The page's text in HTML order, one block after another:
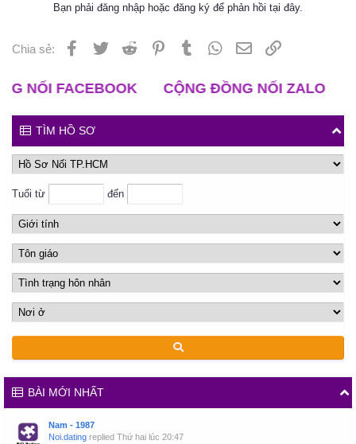
Bạn phải đăng nhập hoặc đăng ký để phản hồi tại đây.
Chia sẻ: Facebook
Twitter Reddit PinterestTumblr WhatsApp
Email
CỘNG ĐỒNG NỐI ZALO CLB ĐỘC THÂN
TÌM HỒ SƠ
Tuổi từ đến
BÀI MỚI NHẤT
Nam - 1987
Noi.dating replied Thứ hai lúc 20:47